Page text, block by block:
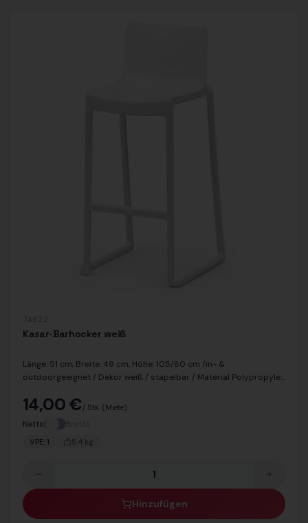
Kasar-Barhocker weiß
Länge: 51 cm, Breite: 49 cm, Höhe: 105/80 cm /in- &
outdoorgeeignet / Dekor weiß / stapelbar / Material Polypropylen
14,00 € / Stk. (Miete)
Netto
VPE: 1 5.4 kg
Hinzufügen